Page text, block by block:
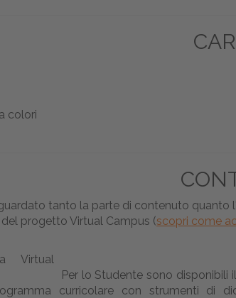
colori
tanto la parte di contenuto
progetto Virtual Campus (scopri come
Per lo Studente sono disponibili il
curricolare con strumenti di